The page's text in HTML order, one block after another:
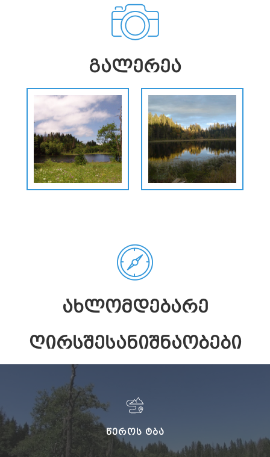
ᲒᲐᲚᲔᲠᲔᲐ
ᲐᲮᲚᲝᲛᲓᲔᲑᲐᲠᲔ
ᲦᲘᲠᲡᲨᲔᲡᲐᲜᲘᲨᲜᲐᲝᲑᲔᲑᲘ
ᲬᲔᲠᲝᲡ ᲢᲑᲐ